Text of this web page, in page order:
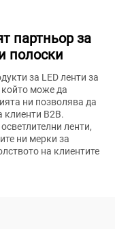
партньор за
полоски
за LED ленти за
който може да
ни позволява да
клиенти B2B.
ленти,
ни мерки за
на клиентите